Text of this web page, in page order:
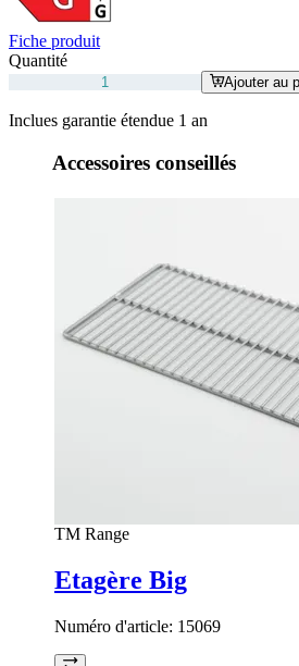
Fiche produit
Quantité
Ajouter au
Inclues garantie étendue 1 an
Accessoires conseillés
TM Range
Etagère Big
Numéro d'article: 15069